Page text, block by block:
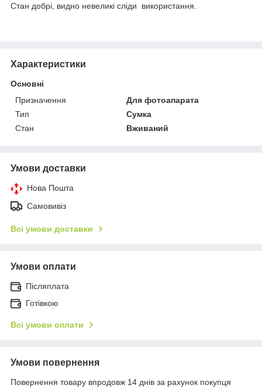
Стан добрі, видно невеликі сліди використання.
Характеристики
Основні
Призначення
Для фотоапарата
Тип
Сумка
Стан
Вживаний
Умови доставки
Нова Пошта
Самовивіз
Всі умови доставки
Умови оплати
Післяплата
Готівкою
Всі умови оплати
Умови повернення
Повернення товару впродовж 14 днів за рахунок покупця